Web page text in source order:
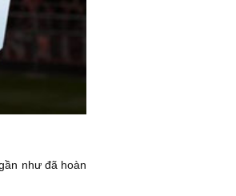
như đã hoàn